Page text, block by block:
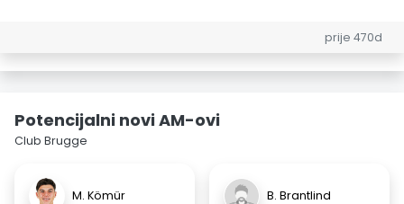
prije 470d
Potencijalni novi AM-ovi
Club Brugge
M. Kömür B. Brantlind